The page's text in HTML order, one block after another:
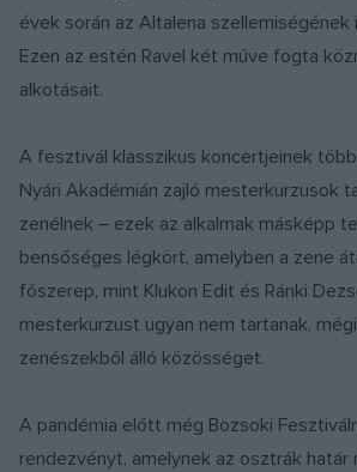
évek során az Altalena szellemiségének
Ezen az estén Ravel két műve fogta
alkotásait.
A fesztivál klasszikus koncertjeinek
Nyári Akadémián zajló mesterkurzusok
zenélnek ‒ ezek az alkalmak másképp
bensőséges légkört, amelyben a zene
főszerep, mint Klukon Edit és Ránki
mesterkurzust ugyan nem tartanak,
zenészekből álló közösséget.
A pandémia előtt még Bozsoki
rendezvényt, amelynek az osztrák